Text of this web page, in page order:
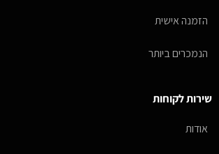
הזמנה אישית
הנמכרים ביותר
שירות לקוחות
אודות